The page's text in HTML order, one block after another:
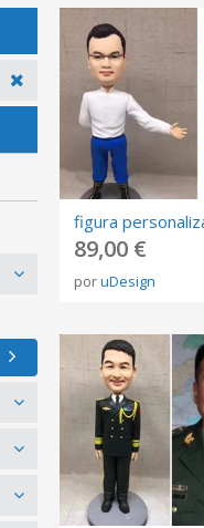
89,00 €
poruDesign